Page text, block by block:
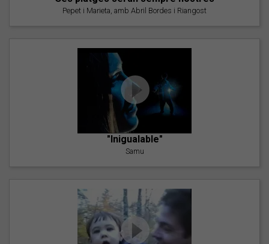
Pepet i Marieta, amb Abril Bordes i Riangost
"Inigualable"
Samu